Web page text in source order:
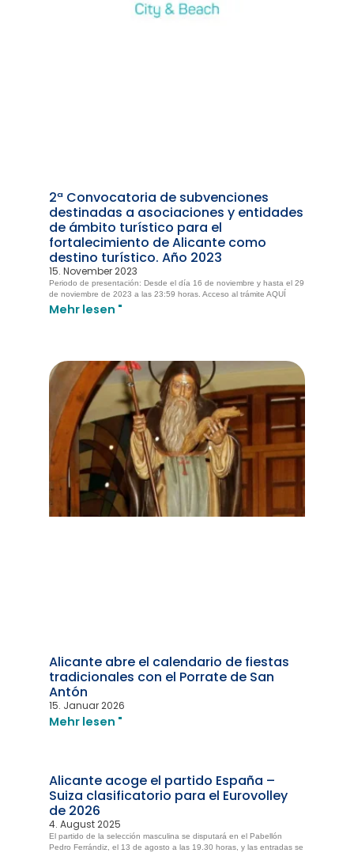
2ª Convocatoria de subvenciones
destinadas a asociaciones y entidades
de ámbito turístico para el
fortalecimiento de Alicante como
destino turístico. Año 2023
15. November 2023
Periodo de presentación: Desde el día 16 de noviembre y hasta el 29
de noviembre de 2023 a las 23:59 horas. Acceso al trámite AQUÍ
Mehr lesen "
Alicante abre el calendario de fiestas
tradicionales con el Porrate de San
Antón
15. Januar 2026
Mehr lesen "
Alicante acoge el partido España –
Suiza clasificatorio para el Eurovolley
de 2026
4. August 2025
El partido de la selección masculina se disputará en el Pabellón
Pedro Ferrándiz, el 13 de agosto a las 19.30 horas, y las entradas se